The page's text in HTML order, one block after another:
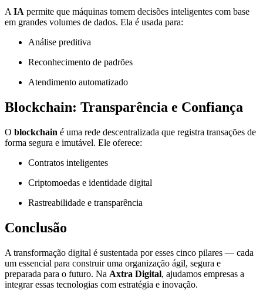
A IA permite que máquinas tomem decisões inteligentes com base
em grandes volumes de dados. Ela é usada para:
Análise preditiva
Reconhecimento de padrões
Atendimento automatizado
Blockchain: Transparência e Confiança
O blockchain é uma rede descentralizada que registra transações de
forma segura e imutável. Ele oferece:
Contratos inteligentes
Criptomoedas e identidade digital
Rastreabilidade e transparência
Conclusão
A transformação digital é sustentada por esses cinco pilares — cada
um essencial para construir uma organização ágil, segura e
preparada para o futuro. Na Axtra Digital, ajudamos empresas a
integrar essas tecnologias com estratégia e inovação.